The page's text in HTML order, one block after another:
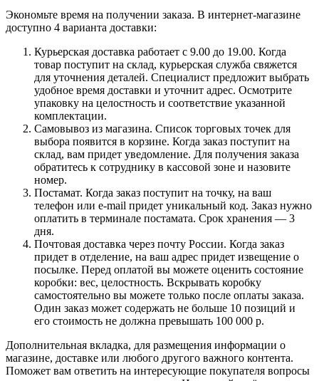
Экономьте время на получении заказа. В интернет-магазине
доступно 4 варианта доставки:
Курьерская доставка работает с 9.00 до 19.00. Когда
товар поступит на склад, курьерская служба свяжется
для уточнения деталей. Специалист предложит выбрать
удобное время доставки и уточнит адрес. Осмотрите
упаковку на целостность и соответствие указанной
комплектации.
Самовывоз из магазина. Список торговых точек для
выбора появится в корзине. Когда заказ поступит на
склад, вам придет уведомление. Для получения заказа
обратитесь к сотруднику в кассовой зоне и назовите
номер.
Постамат. Когда заказ поступит на точку, на ваш
телефон или e-mail придет уникальный код. Заказ нужно
оплатить в терминале постамата. Срок хранения — 3
дня.
Почтовая доставка через почту России. Когда заказ
придет в отделение, на ваш адрес придет извещение о
посылке. Перед оплатой вы можете оценить состояние
коробки: вес, целостность. Вскрывать коробку
самостоятельно вы можете только после оплаты заказа.
Один заказ может содержать не больше 10 позиций и
его стоимость не должна превышать 100 000 р.
Дополнительная вкладка, для размещения информации о
магазине, доставке или любого другого важного контента.
Поможет вам ответить на интересующие покупателя вопросы